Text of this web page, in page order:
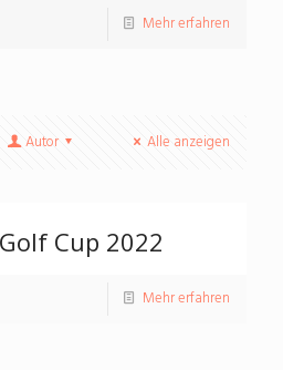
Mehr erfahren
Autor Alle anzeigen
Cup 2022
Mehr erfahren